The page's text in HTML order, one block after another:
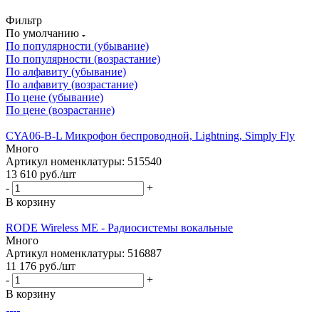
Фильтр
По умолчанию
По популярности (убывание)
По популярности (возрастание)
По алфавиту (убывание)
По алфавиту (возрастание)
По цене (убывание)
По цене (возрастание)
CYA06-B-L Микрофон беспроводной, Lightning, Simply Fly
Много
Артикул номенклатуры: 515540
13 610 руб./шт
-
+
В корзину
RODE Wireless ME - Радиосистемы вокальные
Много
Артикул номенклатуры: 516887
11 176 руб./шт
-
+
В корзину